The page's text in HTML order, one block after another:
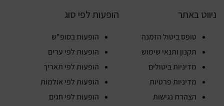
ניווט באתר
טופס ביטול הזמנה
תקנון ותנאי שימוש
מדיניות ביטולים
מדיניות פרטיות
הצהרת נגישות
הופעות לפי סוג
הופעות בסופ"ש
הופעות לפי ערים
הופעות לפי תאריך
הופעות לפי אולמות
הופעות לפי חגים